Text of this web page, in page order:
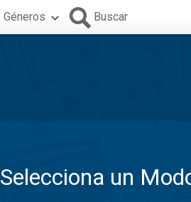
Géneros Buscar
Selecciona un